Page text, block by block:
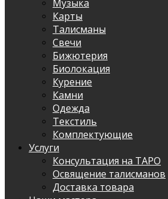
Музыка
Карты
Талисманы
Свечи
Бижютерия
Биолокация
Курение
Камни
Одежда
Текстиль
Комплектующие
Услуги
Консультация на ТАРО
Освящение талисманов
Доставка товара